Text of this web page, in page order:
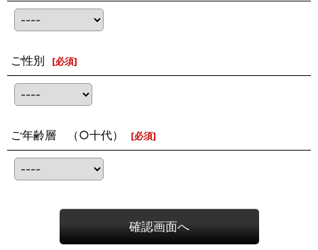
ご性別 [必須]
ご年齢層 （○十代） [必須]
確認画面へ